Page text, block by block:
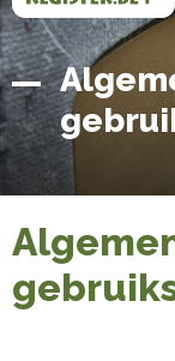
Home
Belgian
War
Dead
Register